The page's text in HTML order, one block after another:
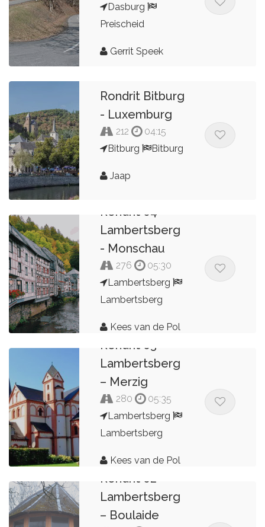
Dasburg
Preischeid
Gerrit Speek
Rondrit Bitburg
- Luxemburg
212
04:15
Bitburg
Bitburg
Jaap
Rondrit 04
Lambertsberg
- Monschau
276
05:30
Lambertsberg
Lambertsberg
Kees van de Pol
Rondrit 03
Lambertsberg
– Merzig
280
05:35
Lambertsberg
Lambertsberg
Kees van de Pol
Rondrit 02
Lambertsberg
– Boulaide